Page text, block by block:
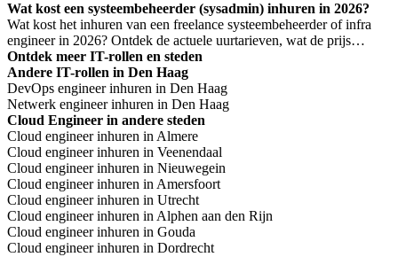
Wat kost een systeembeheerder (sysadmin) inhuren in 2026?
Wat kost het inhuren van een freelance systeembeheerder of infra
engineer in 2026? Ontdek de actuele uurtarieven, wat de prijs
bepaalt, en wanneer je welk profiel nodig hebt.
Ontdek meer IT-rollen en steden
Andere IT-rollen in Den Haag
DevOps engineer inhuren in Den Haag
Netwerk engineer inhuren in Den Haag
Cloud Engineer in andere steden
Cloud engineer inhuren in Almere
Cloud engineer inhuren in Veenendaal
Cloud engineer inhuren in Nieuwegein
Cloud engineer inhuren in Amersfoort
Cloud engineer inhuren in Utrecht
Cloud engineer inhuren in Alphen aan den Rijn
Cloud engineer inhuren in Gouda
Cloud engineer inhuren in Dordrecht